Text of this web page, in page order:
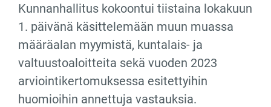
Kunnanhallitus kokoontui tiistaina lokakuun
1. päivänä käsittelemään muun muassa
määräalan myymistä, kuntalais- ja
valtuustoaloitteita sekä vuoden 2023
arviointikertomuksessa esitettyihin
huomioihin annettuja vastauksia.